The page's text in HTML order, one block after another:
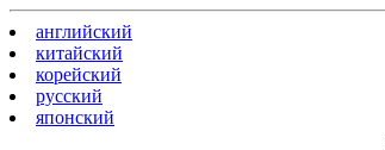
английский
китайский
корейский
русский
японский